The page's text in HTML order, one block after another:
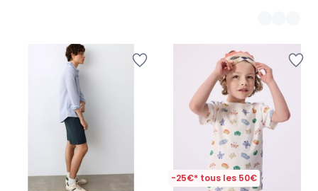
-25€* tous les 50€